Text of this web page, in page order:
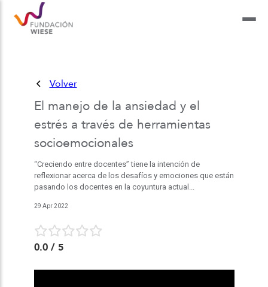
Volver
El manejo de la ansiedad y el
estrés a través de herramientas
socioemocionales
“Creciendo entre docentes” tiene la intención de
reflexionar acerca de los desafíos y emociones que están
pasando los docentes en la coyuntura actual...
29 Apr 2022
0.0/ 5